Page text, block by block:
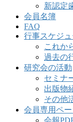
新認定
会員名簿
FAQ
行事スケジ
これか
過去の
研究会の活動
セミナ
出版物
その他
会員専用ペー
会報